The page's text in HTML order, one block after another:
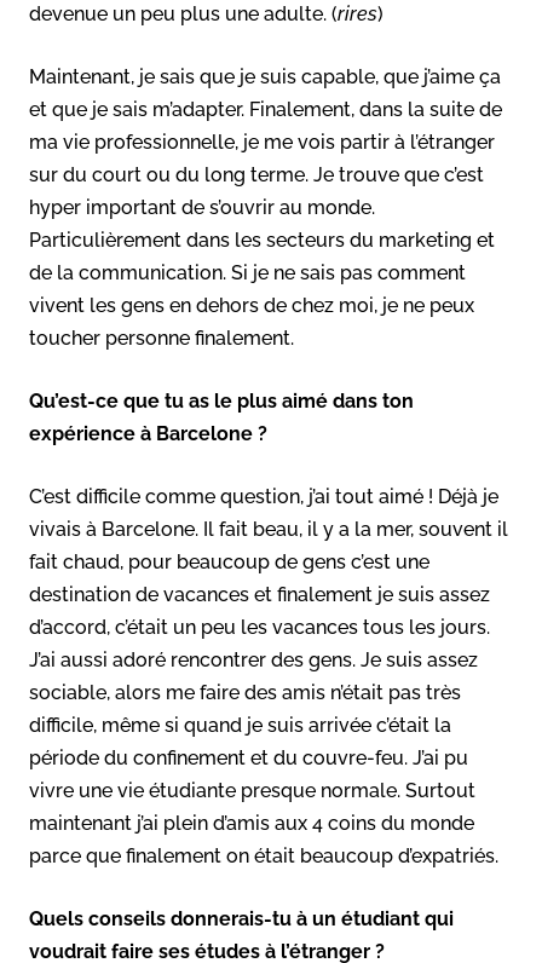
devenue un peu plus une adulte. (rires)
Maintenant, je sais que je suis capable, que j’aime ça
et que je sais m’adapter. Finalement, dans la suite de
ma vie professionnelle, je me vois partir à l’étranger
sur du court ou du long terme. Je trouve que c’est
hyper important de s’ouvrir au monde.
Particulièrement dans les secteurs du marketing et
de la communication. Si je ne sais pas comment
vivent les gens en dehors de chez moi, je ne peux
toucher personne finalement.
Qu’est-ce que tu as le plus aimé dans ton
expérience à Barcelone ?
C’est difficile comme question, j’ai tout aimé ! Déjà je
vivais à Barcelone. Il fait beau, il y a la mer, souvent il
fait chaud, pour beaucoup de gens c’est une
destination de vacances et finalement je suis assez
d’accord, c’était un peu les vacances tous les jours.
J’ai aussi adoré rencontrer des gens. Je suis assez
sociable, alors me faire des amis n’était pas très
difficile, même si quand je suis arrivée c’était la
période du confinement et du couvre-feu. J’ai pu
vivre une vie étudiante presque normale. Surtout
maintenant j’ai plein d’amis aux 4 coins du monde
parce que finalement on était beaucoup d’expatriés.
Quels conseils donnerais-tu à un étudiant qui
voudrait faire ses études à l’étranger ?